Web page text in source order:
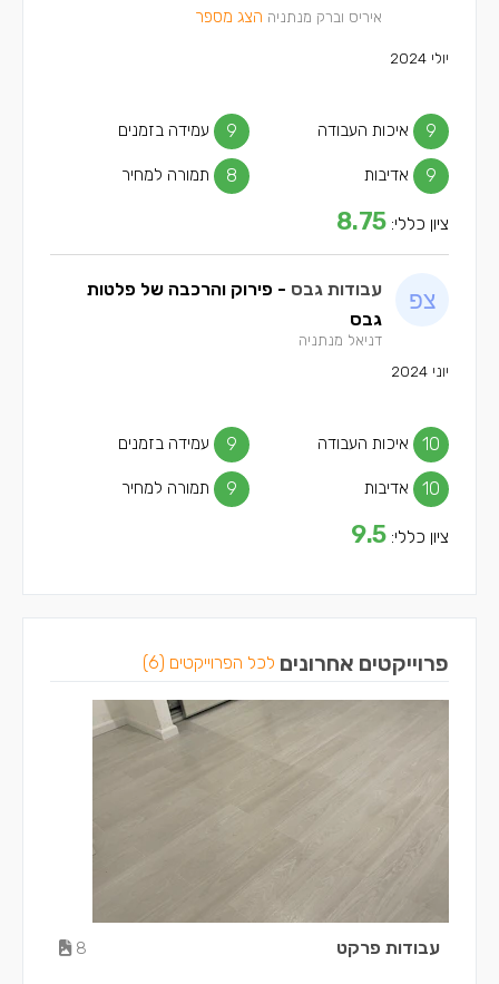
איריס וברק מנתניה הצג מספר
יולי 2024
איכות העבודה 9 עמידה בזמנים 9
אדיבות 9 תמורה למחיר 8
ציון כללי: 8.75
עבודות גבס - פירוק והרכבה של פלטות
גבס
דניאל מנתניה
יוני 2024
איכות העבודה 10 עמידה בזמנים 9
אדיבות 10 תמורה למחיר 9
ציון כללי: 9.5
פרוייקטים אחרונים לכל הפרוייקטים (6)
עבודות פרקט 8